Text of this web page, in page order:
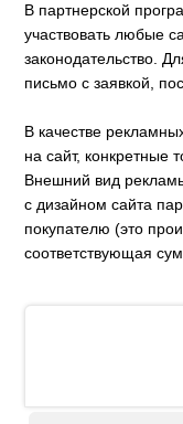
В партнерской
участвовать любые
законодательство.
письмо с заявкой,
В качестве
на сайт,
Внешний вид
с дизайном сайта
покупателю (это
соответствующая